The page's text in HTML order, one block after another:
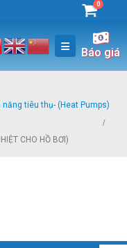
0
Báo giá
tiêu thụ- (Heat Pumps)
CHO HỒ BƠI)